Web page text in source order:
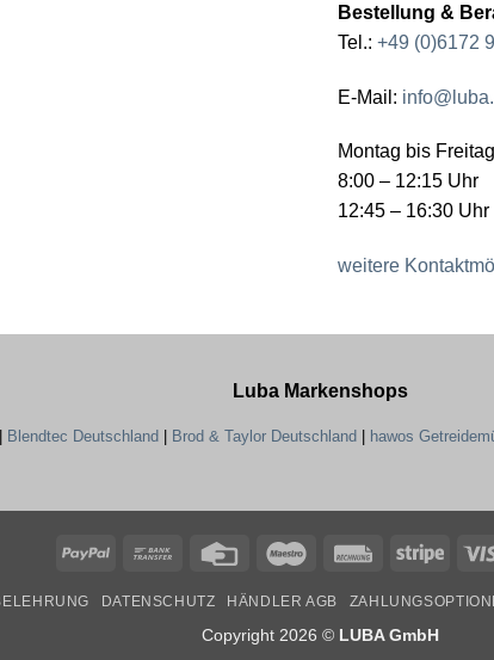
Bestellung &
Tel.: +49 (0)6172
E-Mail:
Montag bis
8:00 – 12:15 Uhr
12:45 – 16:30 Uhr
weitere
Luba Markenshops
Blendtec Deutschland Brod & Taylor Deutschland hawos
PayPal
Bank
Credit
Maestro RechungStripe
DATENSCHUTZ HÄNDLER AGB
Copyright 2026 © LUBA GmbH